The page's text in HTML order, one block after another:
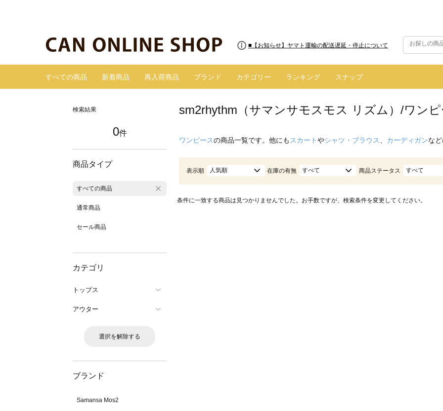
■8/13(木)AM2:00～サイトメンテナンス実施のお知らせ
■【お知らせ】ヤマト運輸の配送遅延・停止について
すべての商品 新着商品 再入荷商品 ブランド カテゴリー ランキング スナップ
検索結果
0件
商品タイプ
すべての商品
通常商品
セール商品
カテゴリ
トップス
アウター
選択を解除する
ブランド
Samansa Mos2
sm2rhythm（サマンサモスモス リズム）/ワンピ
ワンピースの商品一覧です。他にも スカートやシャツ・ブラウス カーディガンな
表示順 人気順 在庫の有無 すべて 商品ステータス すべて
条件に一致する商品は見つかりませんでした。お手数ですが、検索条件を変更してください。